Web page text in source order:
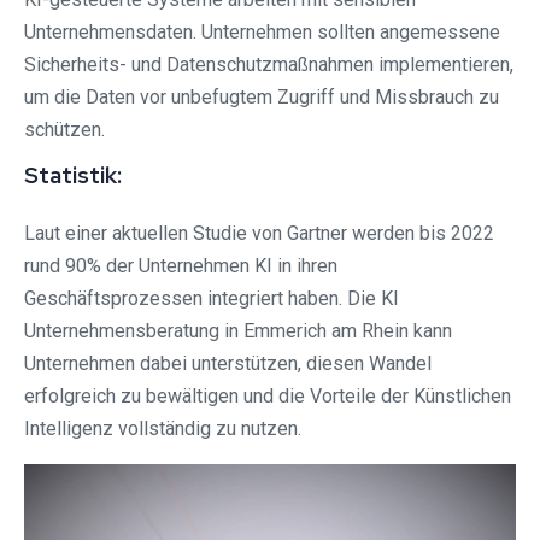
Unternehmensdaten. Unternehmen sollten angemessene
Sicherheits- und Datenschutzmaßnahmen implementieren,
um die Daten vor unbefugtem Zugriff und Missbrauch zu
schützen.
Statistik:
Laut einer aktuellen Studie von Gartner werden bis 2022
rund 90% der Unternehmen KI in ihren
Geschäftsprozessen integriert haben. Die KI
Unternehmensberatung in Emmerich am Rhein kann
Unternehmen dabei unterstützen, diesen Wandel
erfolgreich zu bewältigen und die Vorteile der Künstlichen
Intelligenz vollständig zu nutzen.